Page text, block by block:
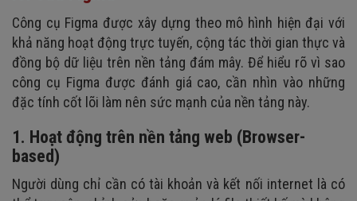
Công cụ Figma được xây dựng theo mô hình hiện đại với
khả năng hoạt động trực tuyến, cộng tác thời gian thực và
đồng bộ dữ liệu trên nền tảng đám mây. Để hiểu rõ vì sao
công cụ Figma được đánh giá cao, cần nhìn vào những
đặc tính cốt lõi làm nên sức mạnh của nền tảng này.
1. Hoạt động trên nền tảng web (Browser-
based)
Người dùng chỉ cần có tài khoản và kết nối internet là có